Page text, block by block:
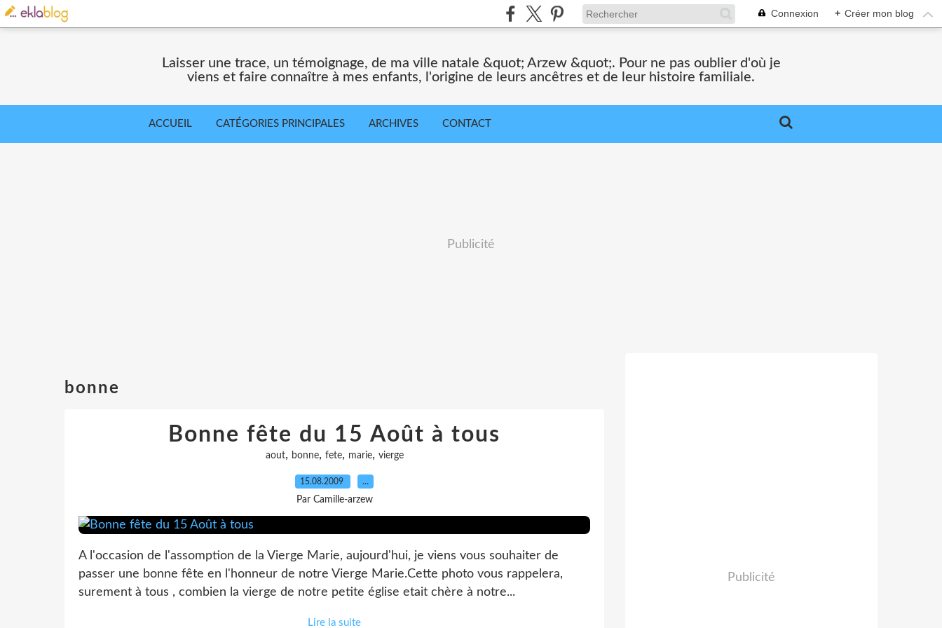
Connexion + Créer mon blog
Laisser une trace, un témoignage, de ma ville natale &quot; Arzew &quot;. Pour ne pas oublier d'où je
viens et faire connaître à mes enfants, l'origine de leurs ancêtres et de leur histoire familiale.
ACCUEIL CATÉGORIES PRINCIPALES ARCHIVES CONTACT
Publicité
bonne
Bonne fête du 15 Août à tous
aout, bonne, fete, marie, vierge
15.08.2009 …
Par Camille-arzew
A l'occasion de l'assomption de la Vierge Marie, aujourd'hui, je viens vous souhaiter de
passer une bonne fête en l'honneur de notre Vierge Marie.Cette photo vous rappelera,
surement à tous , combien la vierge de notre petite église etait chère à notre...
Lire la suite
Publicité